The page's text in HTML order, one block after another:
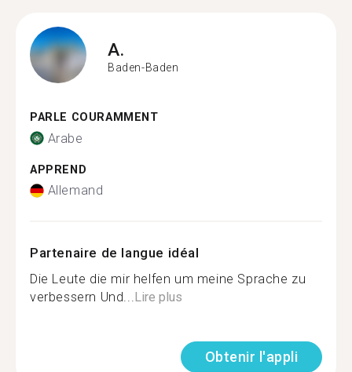
A.
Baden-Baden
PARLE COURAMMENT
Arabe
APPREND
Allemand
Partenaire de langue idéal
Die Leute die mir helfen um meine Sprache zu
verbessern Und...Lire plus
Obtenir l'appli